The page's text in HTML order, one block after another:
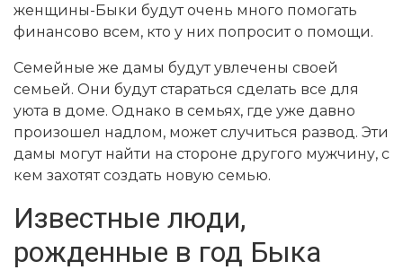
женщины-Быки будут очень много помогать
финансово всем, кто у них попросит о помощи.
Семейные же дамы будут увлечены своей
семьей. Они будут стараться сделать все для
уюта в доме. Однако в семьях, где уже давно
произошел надлом, может случиться развод. Эти
дамы могут найти на стороне другого мужчину, с
кем захотят создать новую семью.
Известные люди,
рожденные в год Быка